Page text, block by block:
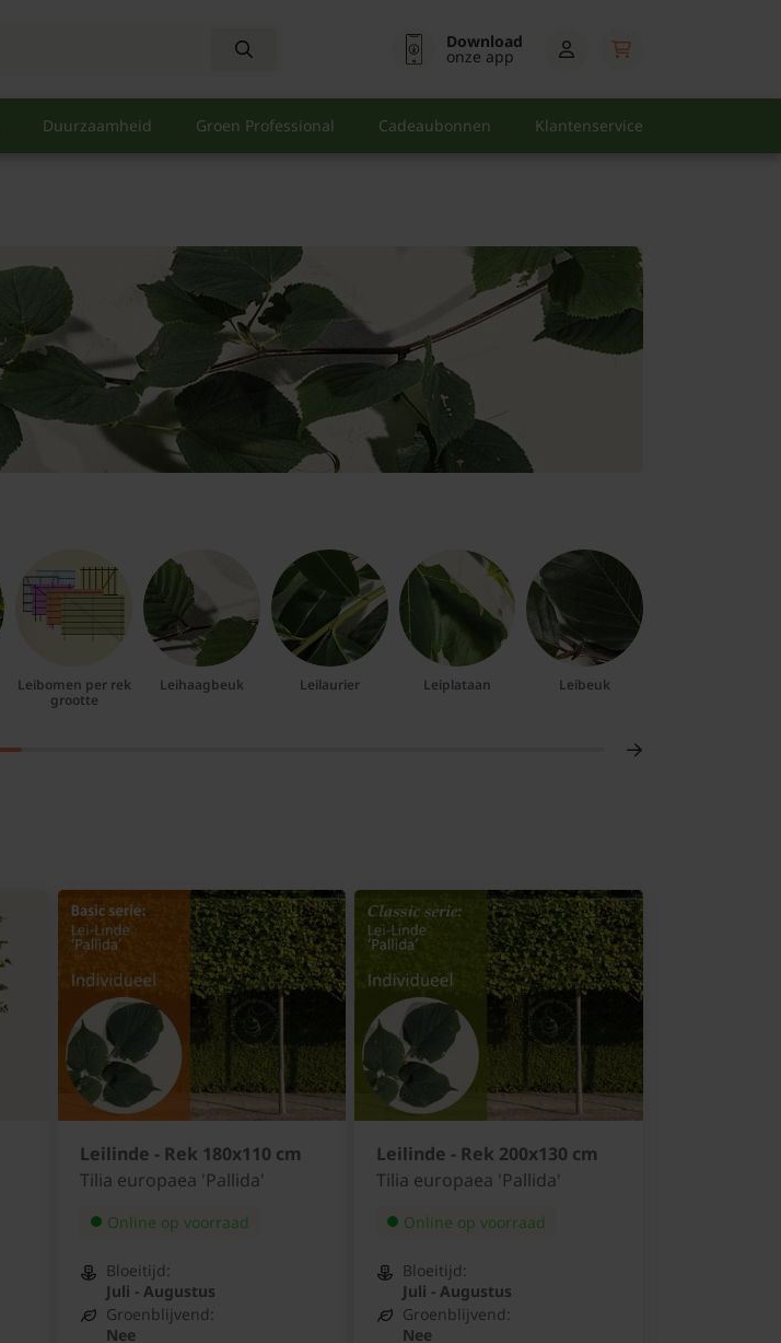
Download
onze app
Duurzaamheid Groen Professional Cadeaubonnen Klantenservice
Leibomen per rek
grootte
Leihaagbeuk Leilaurier Leiplataan Leibeuk
Leilinde - Rek 180x110 cm
Tilia europaea 'Pallida'
Online op voorraad
Bloeitijd:
Juli - Augustus
Groenblijvend:
Nee
Leilinde - Rek 200x130 cm
Tilia europaea 'Pallida'
Online op voorraad
Bloeitijd:
Juli - Augustus
Groenblijvend:
Nee